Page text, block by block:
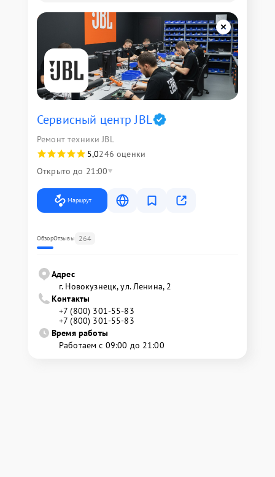
Сервисный центр JBL
Ремонт техники JBL
5,0246 оценки
Открыто до 21:00
Маршрут
ОбзорОтзывы 264
Адрес
г. Новокузнецк, ул. Ленина, 2
Контакты
+7 (800) 301-55-83
+7 (800) 301-55-83
Время работы
Работаем с 09:00 до 21:00